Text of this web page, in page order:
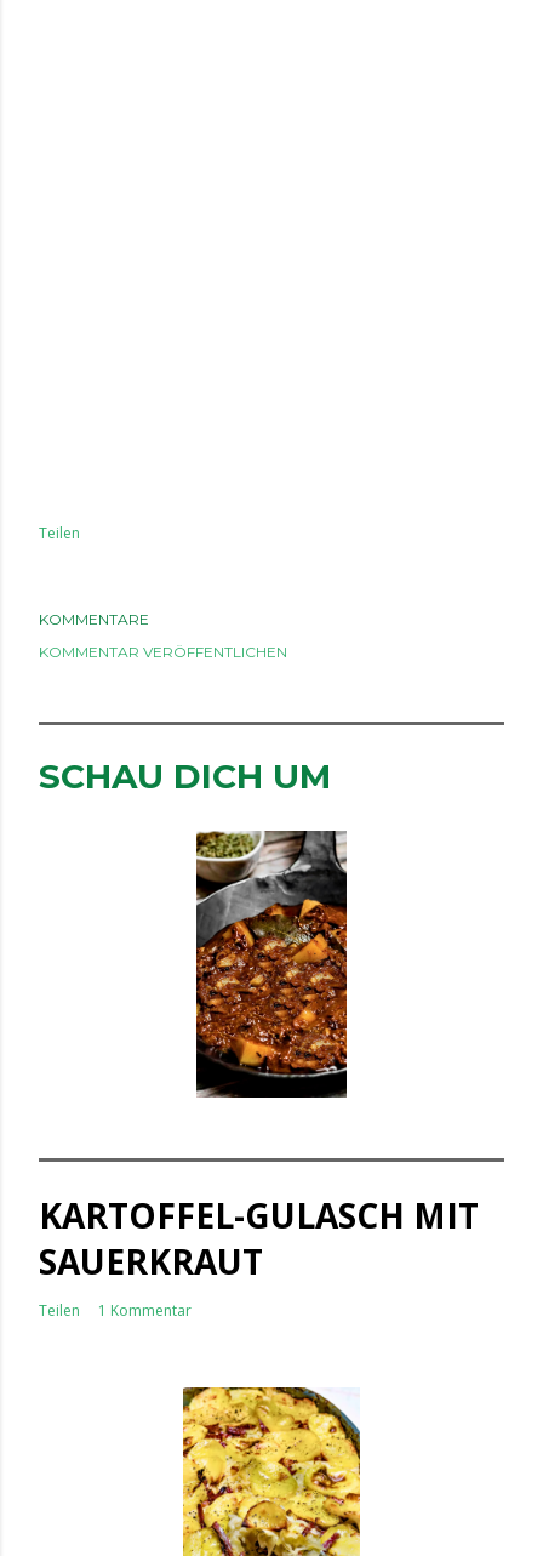
Teilen
KOMMENTARE
KOMMENTAR VERÖFFENTLICHEN
SCHAU DICH UM
KARTOFFEL-GULASCH MIT
SAUERKRAUT
Teilen 1 Kommentar